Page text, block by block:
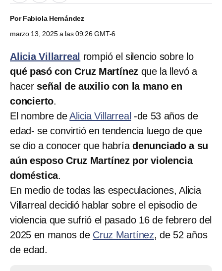
PorFabiola Hernández
marzo 13, 2025 a las 09:26 GMT-6
Alicia Villarreal rompió el silencio sobre lo
qué pasó con Cruz Martínez que la llevó a
hacer señal de auxilio con la mano en
concierto.
El nombre deAlicia Villarreal -de 53 años de
edad- se convirtió en tendencia luego de que
se dio a conocer que habríadenunciado a su
aún esposo Cruz Martínez por violencia
doméstica.
En medio de todas las especulaciones, Alicia
Villarreal decidió hablar sobre el episodio de
violencia que sufrió el pasado 16 de febrero del
2025 en manos de Cruz Martínez, de 52 años
de edad.